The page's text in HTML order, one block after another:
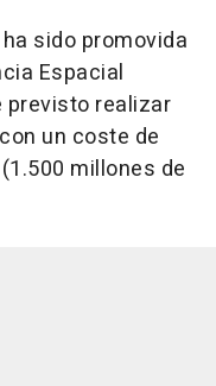
sido promovida
Espacial
previsto realizar
un coste de
millones de